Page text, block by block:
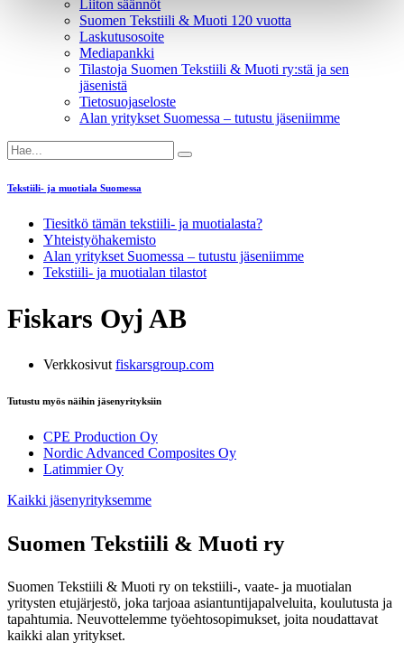
Liiton säännöt
Suomen Tekstiili & Muoti 120 vuotta
Laskutusosoite
Mediapankki
Tilastoja Suomen Tekstiili & Muoti ry:stä ja sen
jäsenistä
Tietosuojaseloste
Alan yritykset Suomessa – tutustu jäseniimme
Tekstiili- ja muotiala Suomessa
Tiesitkö tämän tekstiili- ja muotialasta?
Yhteistyö­hakemisto
Alan yritykset Suomessa – tutustu jäseniimme
Tekstiili- ja muotialan tilastot
Fiskars Oyj AB
Verkkosivut fiskarsgroup.com
Tutustu myös näihin jäsenyrityksiin
CPE Production Oy
Nordic Advanced Composites Oy
Latimmier Oy
Kaikki jäsenyrityksemme
Suomen Tekstiili & Muoti ry
Suomen Tekstiili & Muoti ry on tekstiili-, vaate- ja muotialan
yritysten etujärjestö, joka tarjoaa asiantuntijapalveluita, koulutusta ja
tapahtumia. Neuvottelemme työehtosopimukset, joita noudattavat
kaikki alan yritykset.